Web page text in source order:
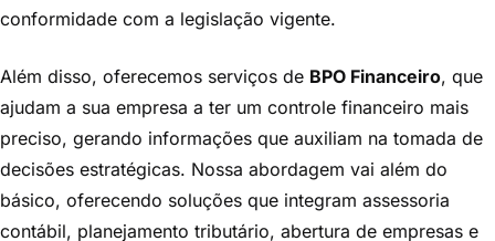
conformidade com a legislação vigente.
Além disso, oferecemos serviços de BPO Financeiro, que
ajudam a sua empresa a ter um controle financeiro mais
preciso, gerando informações que auxiliam na tomada de
decisões estratégicas. Nossa abordagem vai além do
básico, oferecendo soluções que integram assessoria
contábil, planejamento tributário, abertura de empresas e